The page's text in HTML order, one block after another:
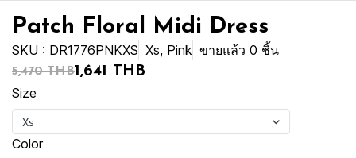
Patch Floral Midi Dress
SKU : DR1776PNKXS Xs, Pink ขายแล้ว 0 ชิ้น
5,470 THB1,641 THB
Size
Xs
Color